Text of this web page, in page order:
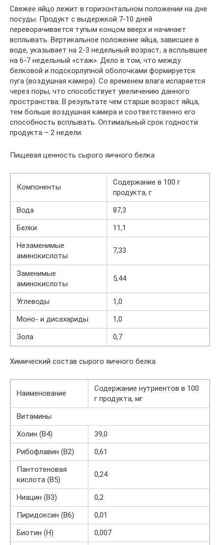
Свежее яйцо лежит в горизонтальном положении на дне
посуды. Продукт с выдержкой 7-10 дней
переворачивается тупым концом вверх и начинает
всплывать. Вертикальное положение яйца, зависшее в
воде, указывает на 2-3 недельный возраст, а всплывшее
на 6-7 недельный «стаж». Дело в том, что между
белковой и подскорлупной оболочками формируется
пуга (воздушная камера). Со временем влага испаряется
через поры, что способствует увеличению данного
пространства. В результате чем старше возраст яйца,
тем больше воздушная камера и соответственно его
способность всплывать. Оптимальный срок годности
продукта – 2 недели.
Пищевая ценность сырого яичного белка
Компоненты
Содержание в 100 г
продукта, г
Вода
87,3
Белки
11,1
Незаменимые
аминокислоты
7,33
Заменимые
аминокислоты
5,44
Углеводы
1,0
Моно- и дисахариды
1,0
Зола
0,7
Химический состав сырого яичного белка
Наименование
Содержание нутриентов в 100
г продукта, мг
Витамины
Холин (В4)
39,0
Рибофлавин (В2)
0,61
Пантотеновая
кислота (В5)
0,24
Ниацин (В3)
0,2
Пиридоксин (В6)
0,01
Биотин (H)
0,007